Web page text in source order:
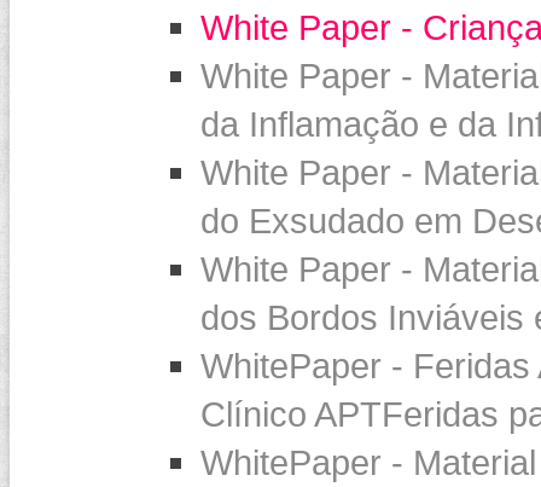
White Paper -
White Paper -
da Inflamação e da
White Paper -
do Exsudado em
White Paper -
dos Bordos Inviáveis
WhitePaper -
Clínico APTFeridas
WhitePaper -